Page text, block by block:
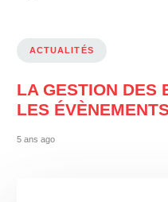
ACTUALITÉS
LA GESTION DES
LES
5 ans ago